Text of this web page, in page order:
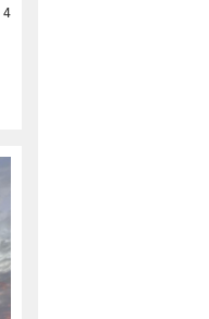
4